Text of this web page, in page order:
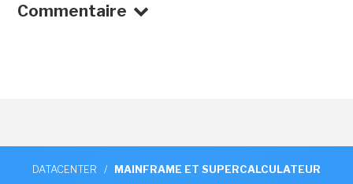
Commentaire
DATACENTER / MAINFRAME ET SUPERCALCULATEUR